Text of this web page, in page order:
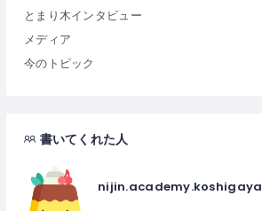
とまり木インタビュー
メディア
今のトピック
書いてくれた人
nijin.academy.koshigaya